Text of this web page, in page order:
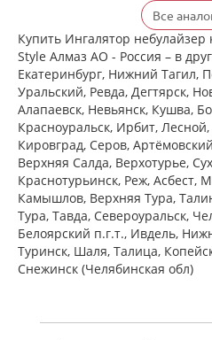
Все
Купить Ингалятор
Style Алмаз АО - Россия – в
Екатеринбург, Нижний Тагил,
Уральский, Ревда, Дегтярск,
Алапаевск, Невьянск, Кушва,
Красноуральск, Ирбит,
Кировград, Серов,
Верхняя Салда, Верхотурье,
Краснотурьинск, Реж, Асбест,
Камышлов, Верхняя Тура,
Тура, Тавда, Североуральск,
Белоярский п.г.т., Ивдель,
Туринск, Шаля, Талица,
Снежинск (Челябинская обл)